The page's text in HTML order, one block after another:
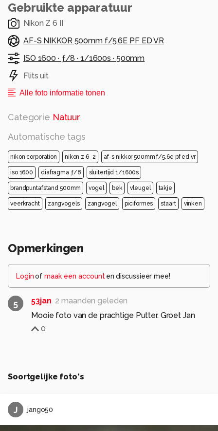
Gebruikte apparatuur
Nikon Z 6 II
AF-S NIKKOR 500mm f/5.6E PF ED VR
ISO 1600 · ƒ/8 · 1/1600s · 500mm
Flits uit
Alle foto informatie tonen
Categorie Natuur
Automatische tags
nikon corporation nikon z 6_2 af-s nikkor 500mm f/5.6e pf ed vr
iso 1600 diafragma ƒ/8 sluitertijd 1/1600s
brandpuntafstand 500mm vogel bek vleugel takje
veerkracht zangvogels zangvogel piciformes staart vinken
Opmerkingen
Loginof maak een account en discussieer mee!
5 53jan 2 maanden geleden
Mooie foto van de prachtige Putter. Groet Jan
0
Soortgelijke foto's
J jango50